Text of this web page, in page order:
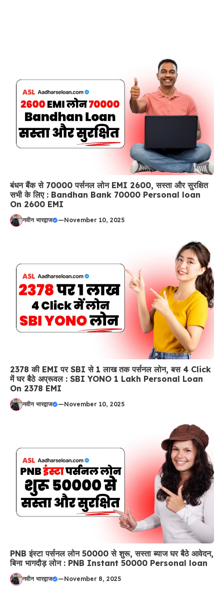
बंधन बैंक से 70000 पर्सनल लोन EMI 2600, सस्ता और सुरक्षित
सभी के लिए : Bandhan Bank 70000 Personal loan
On 2600 EMI
नवीन भारद्वाज —November 10, 2025
2378 की EMI पर SBI से 1 लाख तक पर्सनल लोन, बस 4 Click
में घर बैठे अप्रूवल : SBI YONO 1 Lakh Personal Loan
On 2378 EMI
नवीन भारद्वाज —November 10, 2025
PNB इंस्टा पर्सनल लोन 50000 से शुरू, सस्ता ब्याज घर बैठे आवेदन,
बिना भागदौड़ लोन : PNB Instant 50000 Personal loan
नवीन भारद्वाज —November 8, 2025